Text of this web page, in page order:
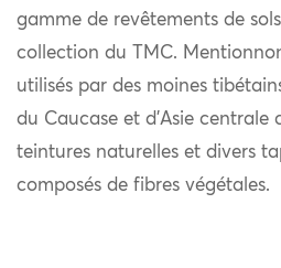
gamme de revêtements de
collection du TMC.
utilisés par des moines
du Caucase et d’Asie centrale
teintures naturelles et divers
composés de fibres végétales.